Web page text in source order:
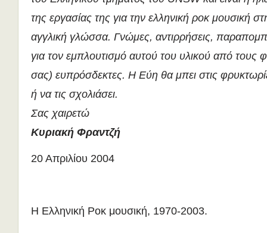
της εργασίας της για την ελληνική ροκ μουσική
αγγλική γλώσσα. Γνώμες, αντιρρήσεις,
για τον εμπλουτισμό αυτού του υλικού από τους
σας) ευπρόσδεκτες. Η Εύη θα μπει στις
ή να τις σχολιάσει.
Σας χαιρετώ
Κυριακή Φραντζή
20 Απριλίου 2004
Η Ελληνική Ροκ μουσική, 1970-2003.